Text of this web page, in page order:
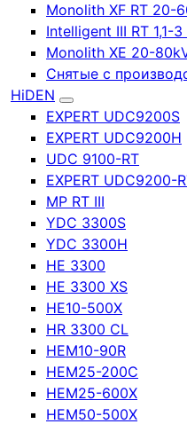
Monolith XF RT 20-
Intelligent III RT 1,1-3
Monolith XE 20-
Снятые с
HiDEN
EXPERT UDC9200S
EXPERT UDC9200H
UDC 9100-RT
EXPERT UDC9200-
MP RT III
YDC 3300S
YDC 3300H
HE 3300
HE 3300 XS
HE10-500X
HR 3300 CL
HEM10-90R
HEM25-200C
HEM25-600X
HEM50-500X